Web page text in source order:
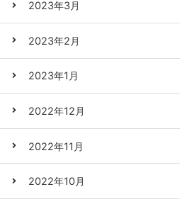
2023年3月
2023年2月
2023年1月
2022年12月
2022年11月
2022年10月